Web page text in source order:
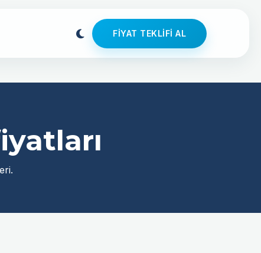
FIYAT TEKLIFI AL